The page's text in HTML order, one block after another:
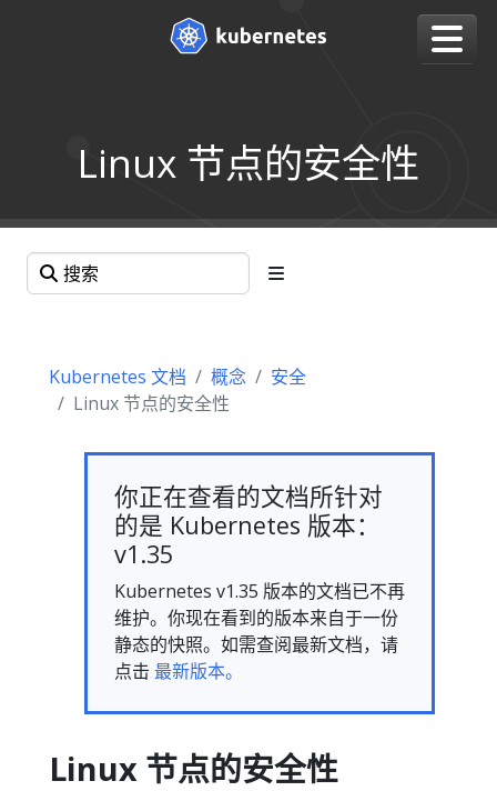
Linux 节点的安全性
Kubernetes 文档 概念
安全
Linux 节点的安全性
你正在查看的文档所针对
的是 Kubernetes 版本：
v1.35
Kubernetes v1.35 版本的文档已不再
维护。你现在看到的版本来自于一份
静态的快照。如需查阅最新文档，请
点击 最新版本。
Linux 节点的安全性